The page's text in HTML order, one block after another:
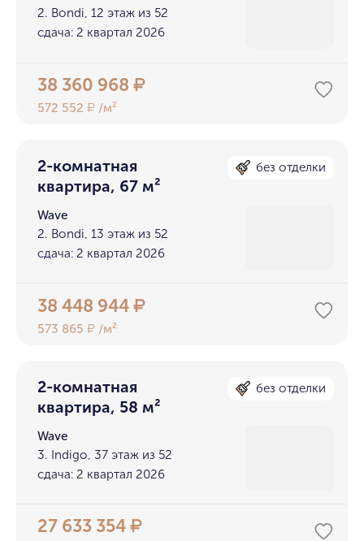
2. Bondi, 12 этаж из 52
сдача: 2 квартал 2026
38 360 968₽
572 552₽ /м²
2-комнатная
квартира, 67 м²
без отделки
Wave
2. Bondi, 13 этаж из 52
сдача: 2 квартал 2026
38 448 944₽
573 865₽ /м²
2-комнатная
квартира, 58 м²
без отделки
Wave
3. Indigo, 37 этаж из 52
сдача: 2 квартал 2026
27 633 354₽